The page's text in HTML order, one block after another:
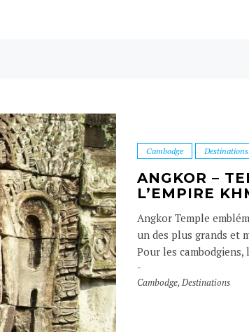
Cambodge Destinations
ANGKOR –
L’EMPIRE
Angkor Temple
un des plus grands et
Pour les cambodgiens,
Cambodge,Destinations